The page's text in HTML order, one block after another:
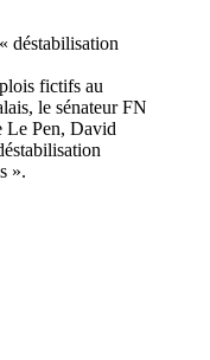
fictifs au
le sénateur FN
Le Pen, David
».